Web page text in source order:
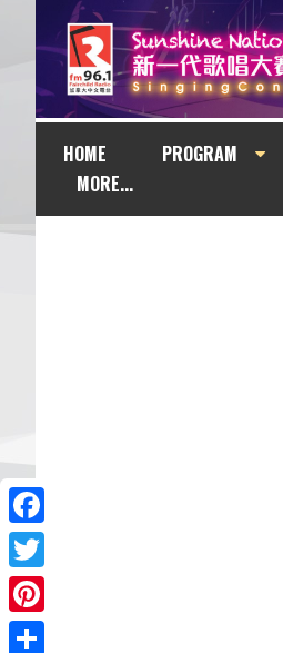
HOME PROGRAM
MORE...
Facebook
Twitter
Pinterest